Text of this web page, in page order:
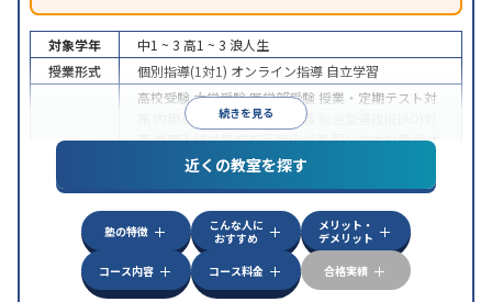
続きを見る
対象学年 中1 ~ 3 高1 ~ 3 浪人生
授業形式
個別指導(1対1) オンライン指導 自立学習
高校受験大学受験医学部受験 授業・定期テスト対
内申点対策学習習慣の定着
策推薦入試対策学校別特化対策国公立大対策私大
共通テスト対策英検(英語検定)対策
その
特徴
中高一貫校生に対応授業の振替可能 不登校生に対
学習にPC・タブレットを利用オンライン対応
科目から受講可能季節講習のみの受講可発達障害
の子どもに対応
近くの教室を探す
塾の特徴
こんな人に
おすすめ
メリット・
デメリット
コース内容
コース料金 合格実績